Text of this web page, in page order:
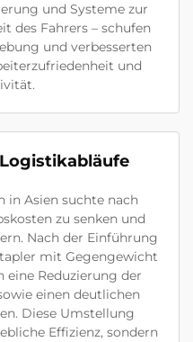
und Systeme zur
des Fahrers – schufen
und verbesserten
und
in Asien suchte nach
zu senken und
Nach der Einführung
mit Gegengewicht
eine Reduzierung der
einen deutlichen
Diese Umstellung
Effizienz, sondern